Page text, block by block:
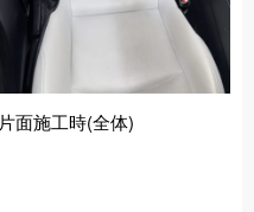
片面施工時(全体)